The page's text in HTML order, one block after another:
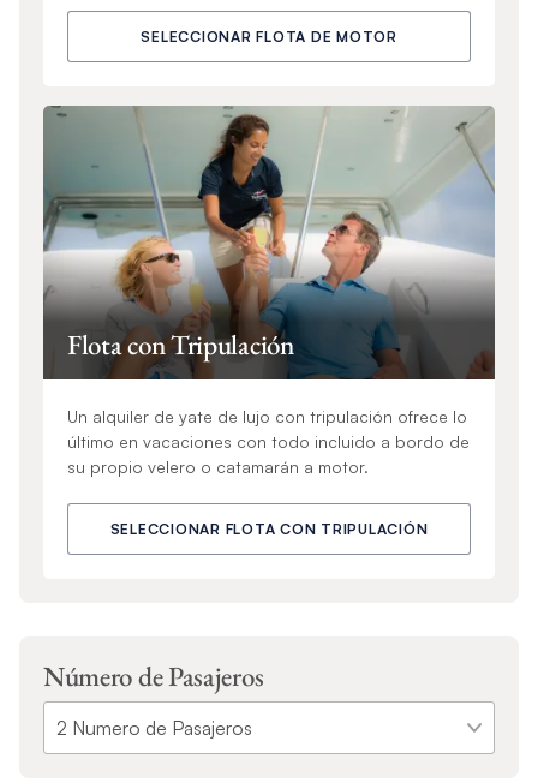
SELECCIONAR FLOTA DE MOTOR
Flota con Tripulación
Un alquiler de yate de lujo con tripulación ofrece lo
último en vacaciones con todo incluido a bordo de
su propio velero o catamarán a motor.
SELECCIONAR FLOTA CON TRIPULACIÓN
Número de Pasajeros